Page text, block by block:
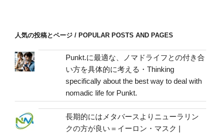
address
人気の投稿とページ / POPULAR POSTS AND PAGES
Punkt.に最適な、ノマドライフとの付き合
い方を具体的に考える・Thinking
specifically about the best way to deal with
nomadic life for Punkt.
長期的にはメタバースよりニューラリン
クの方が良い＝イーロン・マスク |